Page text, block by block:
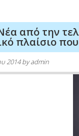
από την
πλαίσιο
2014byadmin